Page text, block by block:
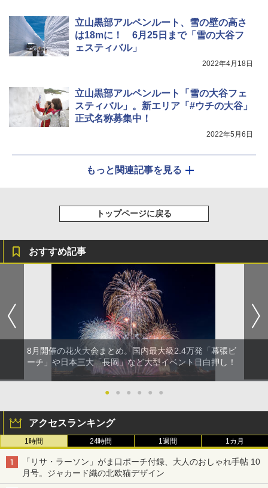
立山黒部アルペンルート、雪の壁の高さ
は18mに！ 6月25日まで「雪の大谷フ
ェスティバル」
2022年4月18日
立山黒部アルペンルート「雪の大谷フェ
スティバル」。新エリア「#ウチの大谷」
正式名称募集中！
2022年5月6日
もっと関連記事を見る
トップページに戻る
おすすめ記事
8月開催の花火大会まとめ。国内最大級2.4万発「幕張ビ
ーチ」や日本三大「長岡」など大型イベント目白押し！
● ● ● ● ● ●
アクセスランキング
1時間 24時間 1週間 1カ月
「リサ・ラーソン」がま口ポーチ付録、大人のおしゃれ手帖 10
月号。ジャカード織の北欧猫デザイン